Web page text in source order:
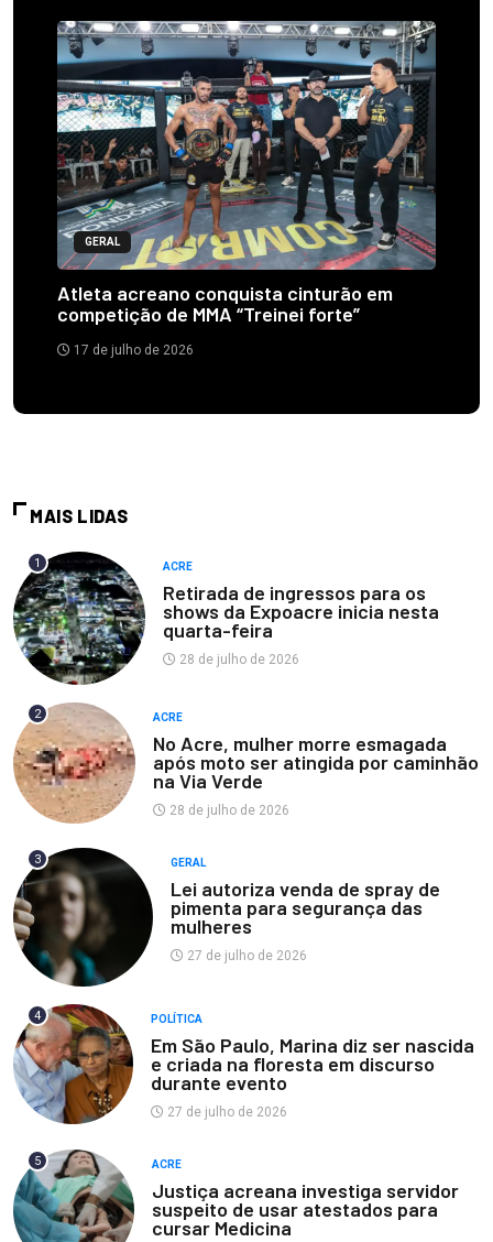
GERAL
Atleta acreano conquista cinturão em
competição de MMA “Treinei forte”
17 de julho de 2026
MAIS LIDAS
1 ACRE
Retirada de ingressos para os
shows da Expoacre inicia nesta
quarta-feira
28 de julho de 2026
2 ACRE
No Acre, mulher morre esmagada
após moto ser atingida por caminhão
na Via Verde
28 de julho de 2026
3 GERAL
Lei autoriza venda de spray de
pimenta para segurança das
mulheres
27 de julho de 2026
4 POLÍTICA
Em São Paulo, Marina diz ser nascida
e criada na floresta em discurso
durante evento
27 de julho de 2026
5 ACRE
Justiça acreana investiga servidor
suspeito de usar atestados para
cursar Medicina